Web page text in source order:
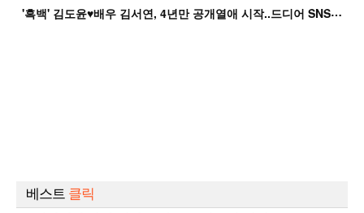
'
흑백' 김도윤♥배우 김서연, 4년만 공개열애 시작..드디어 SNS에 노출 [핫피...